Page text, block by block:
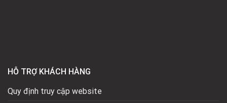
HỖ TRỢ KHÁCH HÀNG
Quy định truy cập website